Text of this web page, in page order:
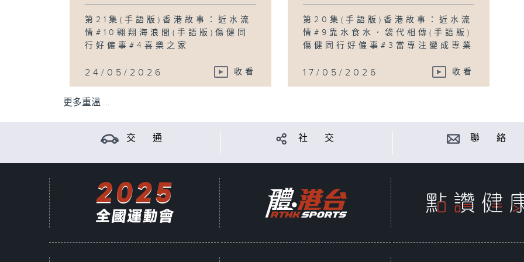
第21集(手語版)香港故事：近水流
情#10翱翔海浪間(手語版)傷健同
行好僱事#4喜樂之家
24/05/2026 收看
第20集(手語版)香港故事：近水流
情#9靠水食水．袋代相傳(手語版)
傷健同行好僱事#3當專注變成專業
17/05/2026 收看
更多重溫 ...
交 通 社 交 聯 絡